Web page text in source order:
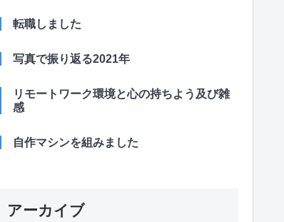
転職しました
写真で振り返る2021年
リモートワーク環境と心の持ちよう及び雑
感
自作マシンを組みました
アーカイブ